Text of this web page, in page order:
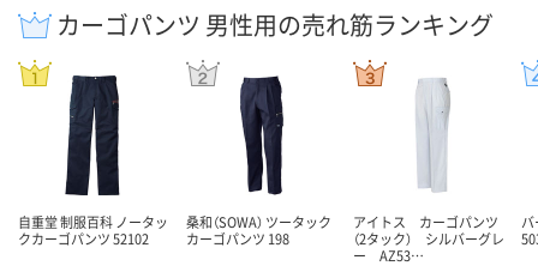
カーゴパンツ 男性用の売れ筋ランキング
自重堂 制服百科 ノータッ
クカーゴパンツ 52102
桑和（SOWA） ツータック
カーゴパンツ 198
アイトス カーゴパンツ
（2タック） シルバーグレ
ー AZ53…